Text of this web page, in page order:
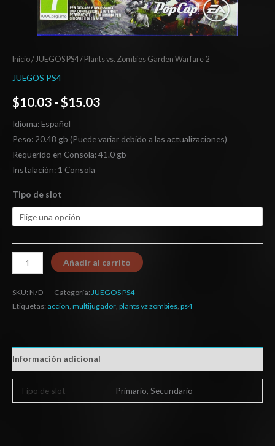
Inicio/ JUEGOS PS4/ Plants vs. Zombies Garden Warfare 2
JUEGOS PS4
$10.03 - $15.03
Idioma: Español
Peso: 20.48 gb (Puede variar debido a las actualizaciones)
Requerido en Consola: 41.0 gb
Instalación: 1 Consola
Tipo de slot
Añadir al carrito
SKU: N/D Categoría: JUEGOS PS4
Etiquetas: accion, multijugador, plants vz zombies, ps4
Información adicional
Tipo de slot Primario, Secundario